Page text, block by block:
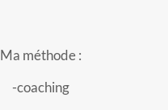
Ma méthode :
-coaching